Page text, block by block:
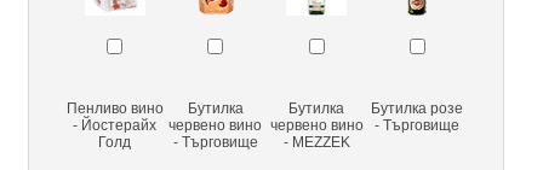
Пенливо вино
- Йостерайх
Голд
Бутилка
червено вино
- Търговище
Бутилка
червено вино
- MEZZEK
Бутилка розе
- Търговище